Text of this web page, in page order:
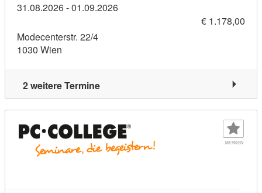
31.08.2026 - 01.09.2026
€ 1.178,00
Modecenterstr. 22/4
1030 Wien
2 weitere Termine
MERKEN